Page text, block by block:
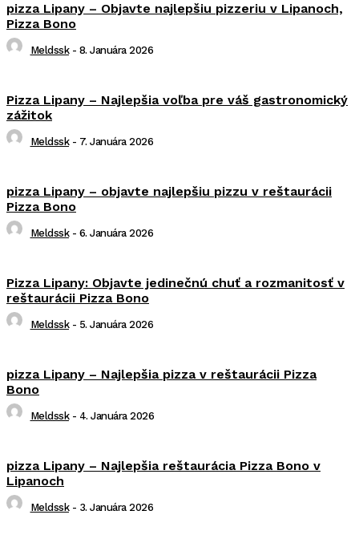
pizza Lipany – Objavte najlepšiu pizzeriu v Lipanoch,
Pizza Bono
Meldssk - 8. Januára 2026
Pizza Lipany – Najlepšia voľba pre váš gastronomický
zážitok
Meldssk - 7. Januára 2026
pizza Lipany – objavte najlepšiu pizzu v reštaurácii
Pizza Bono
Meldssk - 6. Januára 2026
Pizza Lipany: Objavte jedinečnú chuť a rozmanitosť v
reštaurácii Pizza Bono
Meldssk - 5. Januára 2026
pizza Lipany – Najlepšia pizza v reštaurácii Pizza
Bono
Meldssk - 4. Januára 2026
pizza Lipany – Najlepšia reštaurácia Pizza Bono v
Lipanoch
Meldssk - 3. Januára 2026